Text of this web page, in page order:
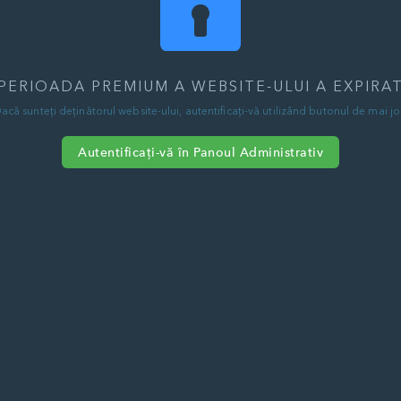
PREMIUM A WEBSITE-ULUI A
sunteți deținătorul website-ului, autentificați-vă utilizând butonul de mai
Autentificați-vă în Panoul Administrativ